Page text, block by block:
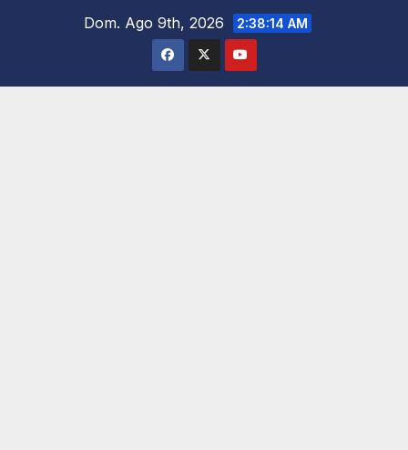
Dom. Ago 9th, 2026 2:38:16 AM